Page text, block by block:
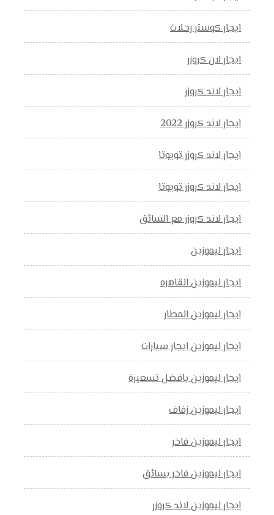
ايجار كوستر رحلات
ايجار لان كروزر
ايجار لاند كروزر
ايجار لاند كروزر 2022
ايجار لاند كروزر تويوتا
ايجار لاند كروزر تويوتا
ايجار لاند كروزر مع السائق
ايجار ليموزين
ايجار ليموزين القاهره
ايجار ليموزين المطار
ايجار ليموزين ايجار سيارات
ايجار ليموزين بافضل تسعيرة
ايجار ليموزين زفاف
ايجار ليموزين فاخر
ايجار ليموزين فاخر بسائق
ايجار ليموزين لاند كروزر